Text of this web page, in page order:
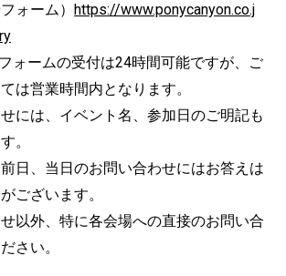
ォーム） https://www.ponycanyon.co.j
ォームの受付は24時間可能ですが、ご
は営業時間内となります。
には、イベント名、参加日のご明記も
。
日、当日のお問い合わせにはお答えは
ございます。
以外、特に各会場への直接のお問い合
さい。